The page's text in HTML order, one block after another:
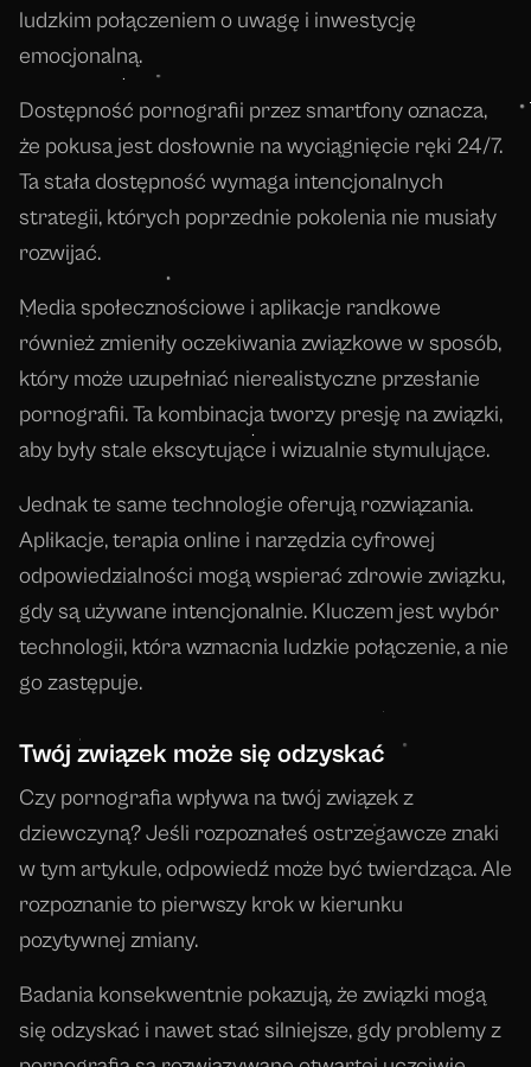
ludzkim połączeniem o uwagę i inwestycję
emocjonalną.
Dostępność pornografii przez smartfony oznacza,
że pokusa jest dosłownie na wyciągnięcie ręki 24/7.
Ta stała dostępność wymaga intencjonalnych
strategii, których poprzednie pokolenia nie musiały
rozwijać.
Media społecznościowe i aplikacje randkowe
również zmieniły oczekiwania związkowe w sposób,
który może uzupełniać nierealistyczne przesłanie
pornografii. Ta kombinacja tworzy presję na związki,
aby były stale ekscytujące i wizualnie stymulujące.
Jednak te same technologie oferują rozwiązania.
Aplikacje, terapia online i narzędzia cyfrowej
odpowiedzialności mogą wspierać zdrowie związku,
gdy są używane intencjonalnie. Kluczem jest wybór
technologii, która wzmacnia ludzkie połączenie, a nie
go zastępuje.
Twój związek może się odzyskać
Czy pornografia wpływa na twój związek z
dziewczyną? Jeśli rozpoznałeś ostrzegawcze znaki
w tym artykule, odpowiedź może być twierdząca. Ale
rozpoznanie to pierwszy krok w kierunku
pozytywnej zmiany.
Badania konsekwentnie pokazują, że związki mogą
się odzyskać i nawet stać silniejsze, gdy problemy z